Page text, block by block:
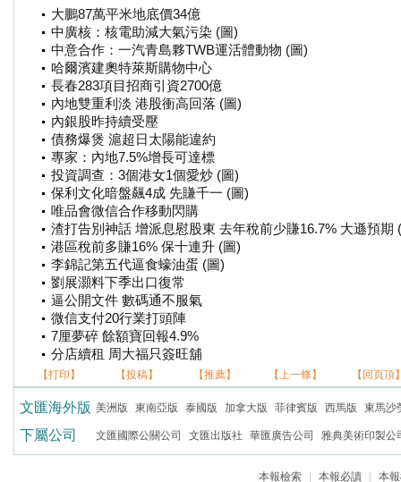
大鵬87萬平米地底價34億
中廣核：核電助減大氣污染 (圖)
中意合作：一汽青島夥TWB運活體動物 (圖)
哈爾濱建奧特萊斯購物中心
長春283項目招商引資2700億
內地雙重利淡 港股衝高回落 (圖)
內銀股昨持續受壓
債務爆煲 滬超日太陽能違約
專家：內地7.5%增長可達標
投資調查：3個港女1個愛炒 (圖)
保利文化暗盤飆4成 先賺千一 (圖)
唯品會微信合作移動閃購
渣打告別神話 增派息慰股東 去年稅前少賺16.7% 大遜預期
港區稅前多賺16% 保十連升 (圖)
李錦記第五代逼食蠔油蛋 (圖)
劉展灝料下季出口復常
逼公開文件 數碼通不服氣
微信支付20行業打頭陣
7厘夢碎 餘額寶回報4.9%
分店續租 周大福只簽旺舖
【打印】 【投稿】 【推薦】 【上一條】 【回頁頂
文匯海外版 美洲版 東南亞版 泰國版 加拿大版 菲律賓版 西馬版 東馬沙
下屬公司 文匯國際公關公司 文匯出版社 華匯廣告公司 雅典美術印製公
本報檢索 本報必讀 本